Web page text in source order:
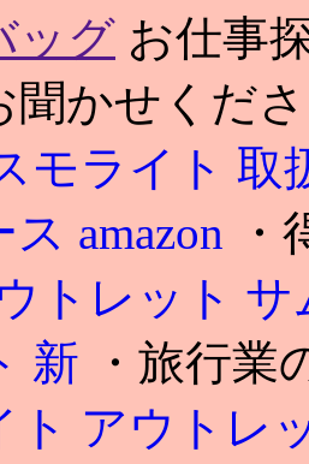
ッグ お仕事
聞かせくだ
モライト 取
amazon
トレット
新
・旅行
ト アウトレ